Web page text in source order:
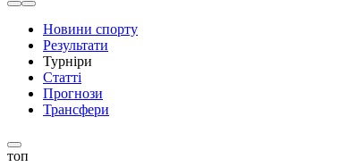
Новини спорту
Результати
Турніри
Статті
Прогнози
Трансфери
топ